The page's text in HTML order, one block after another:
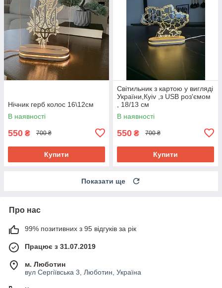
Нічник герб колос 16\12см
В наявності
550 ₴ 700 ₴
Купити
Світильник з картою у вигляді
України,Кyiv ,з USB роз'ємом
, 18/13 см
В наявності
550 ₴ 700 ₴
Купити
Показати ще
Про нас
99% позитивних з 95 відгуків за рік
Працює з 31.07.2019
м. Люботин
вул Сергіївська 3, Люботин, Україна